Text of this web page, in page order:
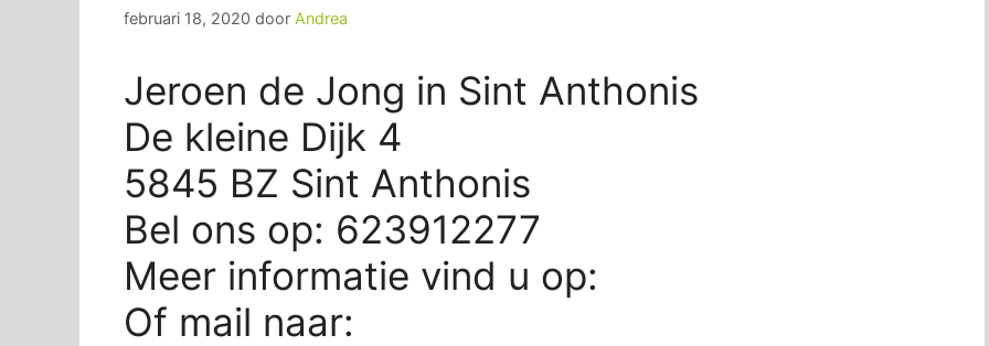
februari 18, 2020 door Andrea
Jeroen de Jong in Sint Anthonis
De kleine Dijk 4
5845 BZ Sint Anthonis
Bel ons op: 623912277
Meer informatie vind u op:
Of mail naar: